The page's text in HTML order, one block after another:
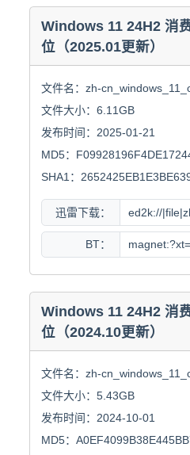
Windows 11 24H2 消
位（2025.01更新）
文件名：zh-
文件大小：6.11GB
发布时间：2025-01-21
MD5：
SHA1：
迅雷下载：
BT：
Windows 11 24H2 消
位（2024.10更新）
文件名：zh-
文件大小：5.43GB
发布时间：2024-10-01
MD5：